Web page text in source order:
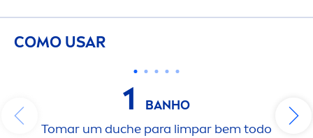
COMO USAR
1
BANHO
Tomar um duche para limpar bem todo